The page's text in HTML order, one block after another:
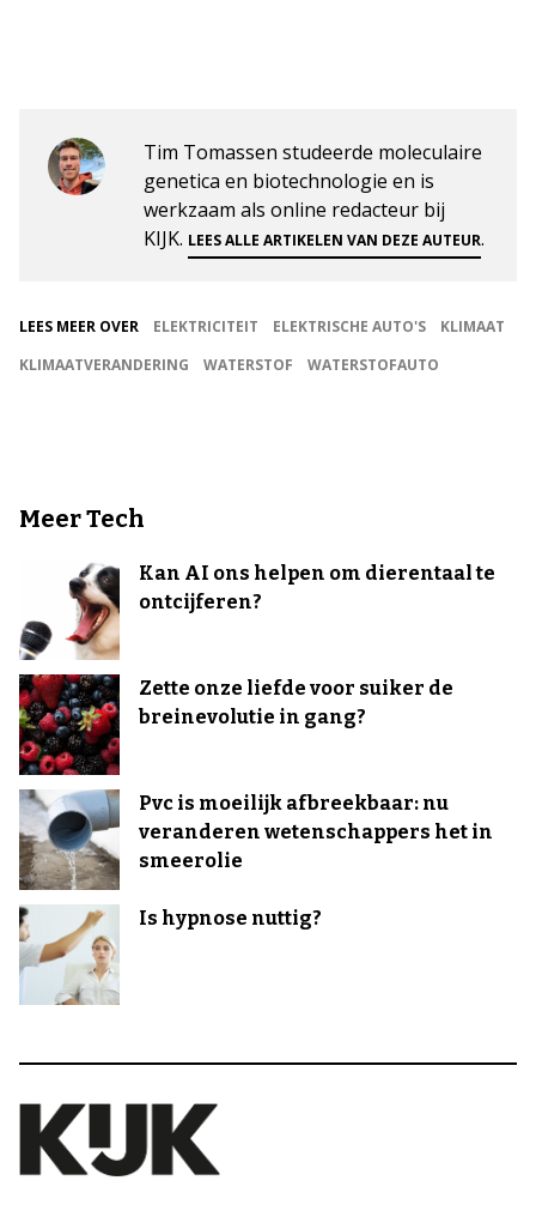
Tim Tomassen studeerde moleculaire
genetica en biotechnologie en is
werkzaam als online redacteur bij
KIJK. LEES ALLE ARTIKELEN VAN DEZE AUTEUR.
LEES MEER OVER ELEKTRICITEIT ELEKTRISCHE AUTO'S
KLIMAAT
KLIMAATVERANDERING
WATERSTOF WATERSTOFAUTO
Meer Tech
Kan AI ons helpen om dierentaal te
ontcijferen?
Zette onze liefde voor suiker de
breinevolutie in gang?
Pvc is moeilijk afbreekbaar: nu
veranderen wetenschappers het in
smeerolie
Is hypnose nuttig?